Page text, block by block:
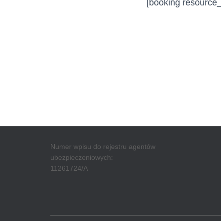
[booking
Numer wpisu do rejestru agentów
ubezpieczeniowych:
11261724/A